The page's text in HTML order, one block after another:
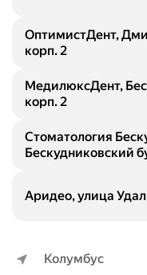
ОптимистДент,
корп. 2
МедилюксДент,
корп. 2
Стоматология
Бескудниковский
Аридео, улица
Колумбус